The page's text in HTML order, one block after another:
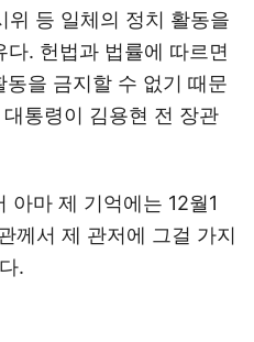
위 등 일체의 정치 활동을
. 헌법과 법률에 따르면
을 금지할 수 없기 때문
통령이 김용현 전 장관
아마 제 기억에는 12월1
께서 제 관저에 그걸 가지
.